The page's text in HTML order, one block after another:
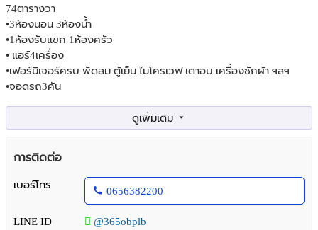
74ตารางวา
•3ห้องนอน 3ห้องน้ำ
•1ห้องรับแขก 1ห้องครัว
• แอร์4เครื่อง
•เฟอร์นิเจอร์ครบ พัดลม ตู้เย็น ไมโครเวฟ เตาอบ เครื่องซักผ้า ฯลฯ
•จอดรถ3คัน
•โครงการของLand&House; สาธารณูปโภคครบ สระว่ายน้ำขนาดใหญ่
,ฟิตเนส, ห้องซาวน่า สตรีม, สนามเด็กเล่น, สวนสวยขนาดใหญ่, สวนน้ำ,
ไม่รับสัตว์เลี้ยง
อยู่ถนน สุขาภิบาล2/ วงแหวน-อ่อนนุช แขวงดอกไม้ เขตประเวศ
การติดต่อ
เบอร์โทร
0656382200
LINE ID @365obplb